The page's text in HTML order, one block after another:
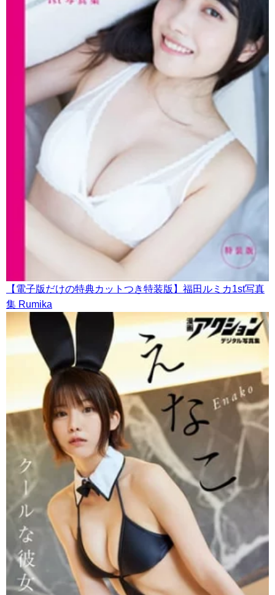
【電子版だけの特典カットつき特装版】福田ルミカ1st写真
集 Rumika